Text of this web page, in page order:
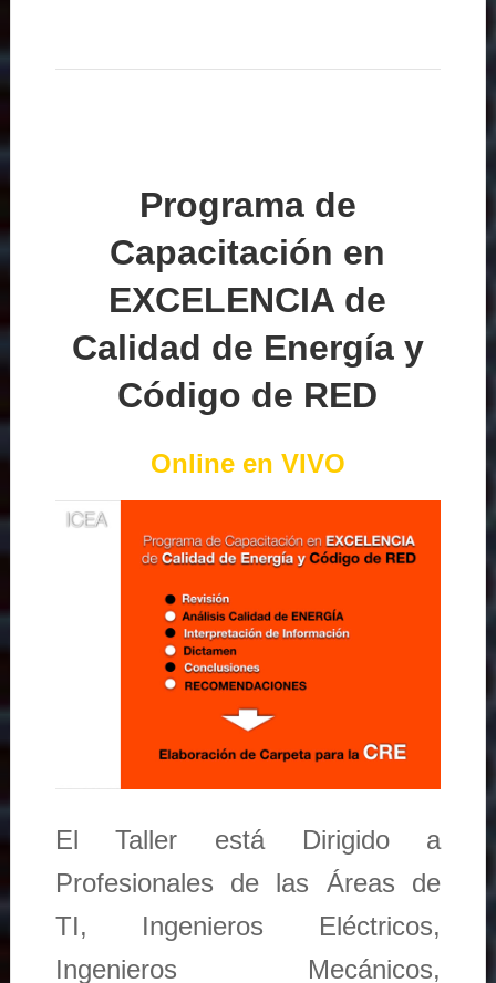
Programa de
Capacitación en
EXCELENCIA de
Calidad de Energía y
Código de RED
Online en VIVO
El Taller está Dirigido a
Profesionales de las Áreas de
TI, Ingenieros Eléctricos,
Ingenieros Mecánicos,